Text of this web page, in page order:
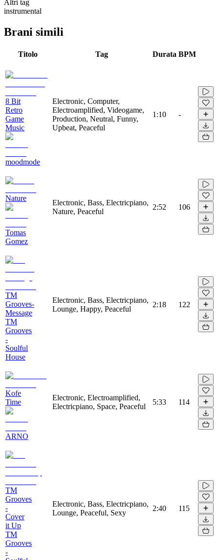
Altri tag
instrumental
Brani simili
Titolo Tag Durata BPM
8 Bit
Retro
Game
Music
moodmode
Electronic, Computer,
Electroamplified, Videogame,
Production, Neutral, Funny,
Upbeat, Peaceful
1:10 -
Nature
Tomas
Gomez
Electronic, Bass, Electricpiano,
Nature, Peaceful
2:52 106
TM
Grooves-
Message
TM
Grooves
-
Soulful
House
Electronic, Bass, Electricpiano,
Lounge, Happy, Peaceful
2:18 122
Kofe
Time
ARNO
Electronic, Electroamplified,
Electricpiano, Space, Peaceful
5:33 114
TM
Grooves
-
Cover
it Up
TM
Grooves
-
Electronic, Bass, Electricpiano,
Lounge, Peaceful, Sexy
2:40 115